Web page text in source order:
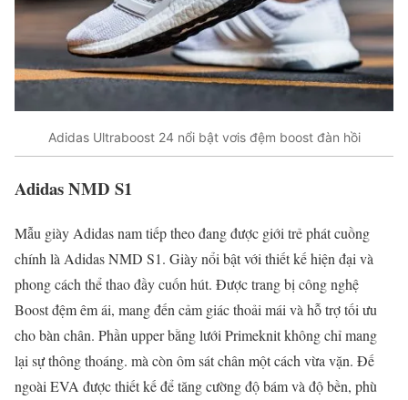
Adidas Ultraboost 24 nổi bật vơis đệm boost đàn hồi
Adidas NMD S1
Mẫu giày Adidas nam tiếp theo đang được giới trẻ phát cuồng
chính là Adidas NMD S1. Giày nổi bật với thiết kế hiện đại và
phong cách thể thao đầy cuốn hút. Được trang bị công nghệ
Boost đệm êm ái, mang đến cảm giác thoải mái và hỗ trợ tối ưu
cho bàn chân. Phần upper bằng lưới Primeknit không chỉ mang
lại sự thông thoáng. mà còn ôm sát chân một cách vừa vặn. Đế
ngoài EVA được thiết kế để tăng cường độ bám và độ bền, phù